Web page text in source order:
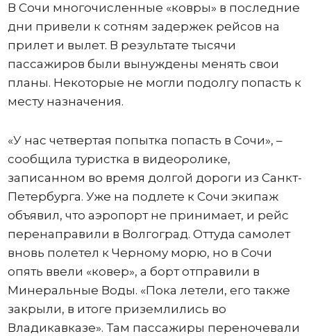
В Сочи многочисленные «ковры» в последние
дни привели к сотням задержек рейсов на
прилет и вылет. В результате тысячи
пассажиров были вынуждены менять свои
планы. Некоторые не могли подолгу попасть к
месту назначения.
«У нас четвертая попытка попасть в Сочи», –
сообщила туристка в видеоролике,
записанном во время долгой дороги из Санкт-
Петербурга. Уже на подлете к Сочи экипаж
объявил, что аэропорт не принимает, и рейс
перенаправили в Волгоград. Оттуда самолет
вновь полетел к Черному морю, но в Сочи
опять ввели «ковер», а борт отправили в
Минеральные Воды. «Пока летели, его также
закрыли, в итоге приземлились во
Владикавказе». Там пассажиры переночевали